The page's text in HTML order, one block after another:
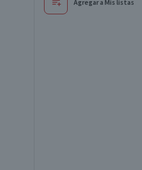
Agregar a Mis listas